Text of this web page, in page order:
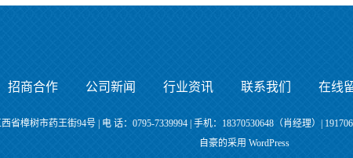
招商合作 公司新闻 行业资讯 联系我们 在线
省樟树市药王街94号 | 电 话：0795-7339994 | 手机：18370530648（肖经理）|
自豪的采用 WordPress